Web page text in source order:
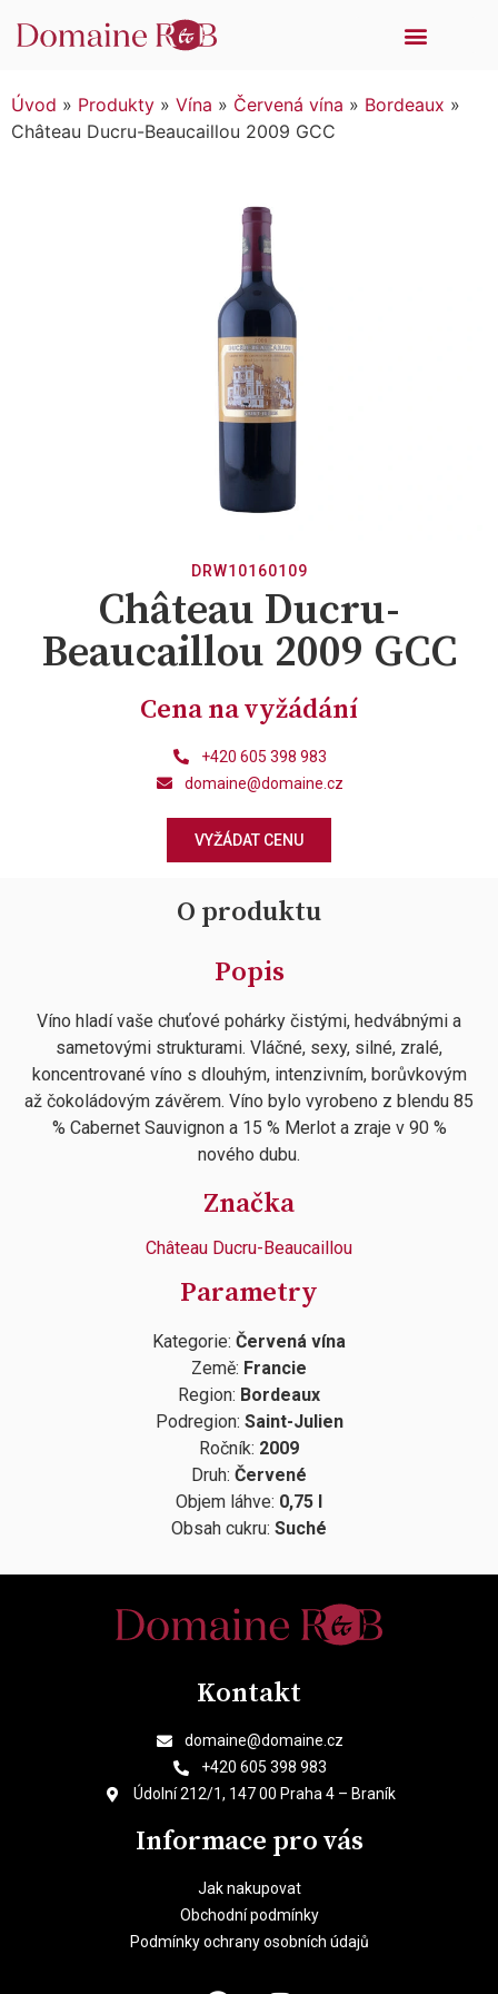
Úvod » Produkty » Vína » Červená vína » Bordeaux »
Château Ducru-Beaucaillou 2009 GCC
DRW10160109
Château Ducru-
Beaucaillou 2009 GCC
Cena na vyžádání
+420 605 398 983
domaine@domaine.cz
VYŽÁDAT CENU
O produktu
Popis
Víno hladí vaše chuťové pohárky čistými, hedvábnými a
sametovými strukturami. Vláčné, sexy, silné, zralé,
koncentrované víno s dlouhým, intenzivním, borůvkovým
až čokoládovým závěrem. Víno bylo vyrobeno z blendu 85
% Cabernet Sauvignon a 15 % Merlot a zraje v 90 %
nového dubu.
Značka
Château Ducru-Beaucaillou
Parametry
Kategorie: Červená vína
Země: Francie
Region: Bordeaux
Podregion: Saint-Julien
Ročník: 2009
Druh: Červené
Objem láhve: 0,75 l
Obsah cukru: Suché
Kontakt
domaine@domaine.cz
+420 605 398 983
Údolní 212/1, 147 00 Praha 4 – Braník
Informace pro vás
Jak nakupovat
Obchodní podmínky
Podmínky ochrany osobních údajů